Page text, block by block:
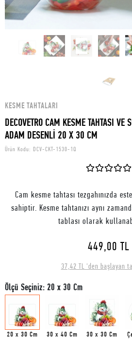
KESME TAHTALARI
DECOVETRO CAM KESME TAHTASI VE
ADAM DESENLİ 20 X 30 CM
Ürün Kodu: DCV-CKT-1530-1Q
Cam kesme tahtası tezgahınızda
sahiptir. Kesme tahtanızı aynı
tablası olarak
449,00 TL
37,42 TL 'den başlayan
Ölçü Seçiniz: 20 x 30 Cm
20 x 30 Cm 30 x 40 Cm 30 x 30 Cm